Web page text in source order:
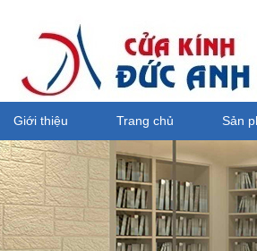
Giới thiệu Trang chủ Sản